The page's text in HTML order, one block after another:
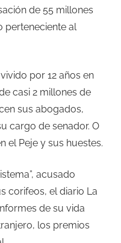
de 55 millones
perteneciente al
por 12 años en
casi 2 millones de
sus abogados,
cargo de senador. O
el Peje y sus huestes.
acusado
corifeos, el diario La
de su vida
los premios